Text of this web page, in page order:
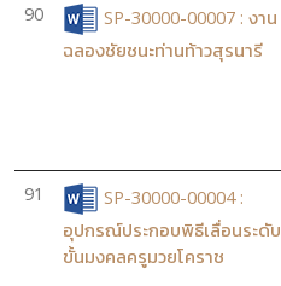
90
SP-30000-00007 : งาน
ฉลองชัยชนะท่านท้าวสุรนารี
91
SP-30000-00004 :
อุปกรณ์ประกอบพิธีเลื่อนระดับ
ขั้นมงคลครูมวยโคราช